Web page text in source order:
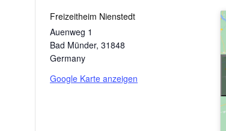
Freizeitheim Nienstedt
Auenweg 1
Bad Münder, 31848
Germany
Google Karte anzeigen